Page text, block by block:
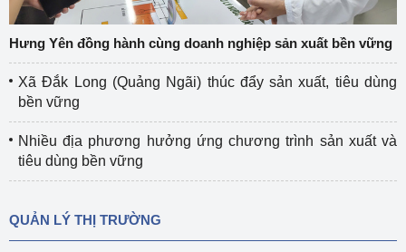
Hưng Yên đồng hành cùng doanh nghiệp sản xuất bền vững
Xã Đắk Long (Quảng Ngãi) thúc đẩy sản xuất, tiêu dùng
bền vững
Nhiều địa phương hưởng ứng chương trình sản xuất và
tiêu dùng bền vững
QUẢN LÝ THỊ TRƯỜNG